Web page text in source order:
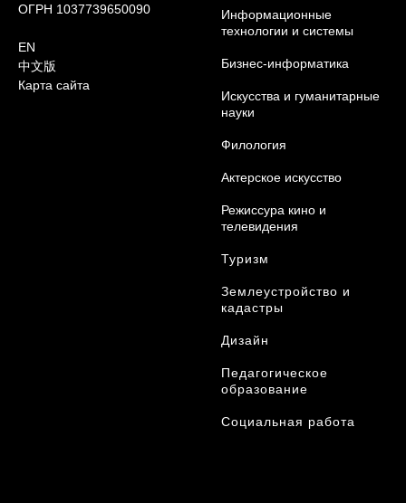
ОГРН 1037739650090
EN
中文版
Карта сайта
Информационные
технологии и системы
Бизнес-информатика
Искусства и гуманитарные
науки
Филология
Актерское искусство
Режиссура кино и
телевидения
Туризм
Землеустройство и
кадастры
Дизайн
Педагогическое
образование
Социальная работа